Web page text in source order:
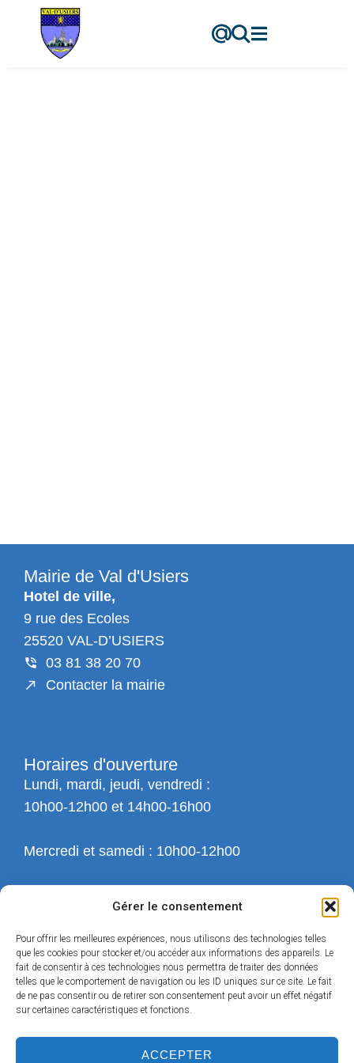
Gérer le consentement
Pour offrir les meilleures expériences, nous utilisons des technologies telles
que les cookies pour stocker et/ou accéder aux informations des appareils. Le
fait de consentir à ces technologies nous permettra de traiter des données
telles que le comportement de navigation ou les ID uniques sur ce site. Le fait
de ne pas consentir ou de retirer son consentement peut avoir un effet négatif
sur certaines caractéristiques et fonctions.
ACCEPTER
principal
Mairie de Val d'Usiers
Hotel de ville,
9 rue des Ecoles
25520 VAL-D’USIERS
03 81 38 20 70
Contacter la mairie
Horaires d'ouverture
Lundi, mardi, jeudi, vendredi :
10h00-12h00 et 14h00-16h00
Mercredi et samedi : 10h00-12h00